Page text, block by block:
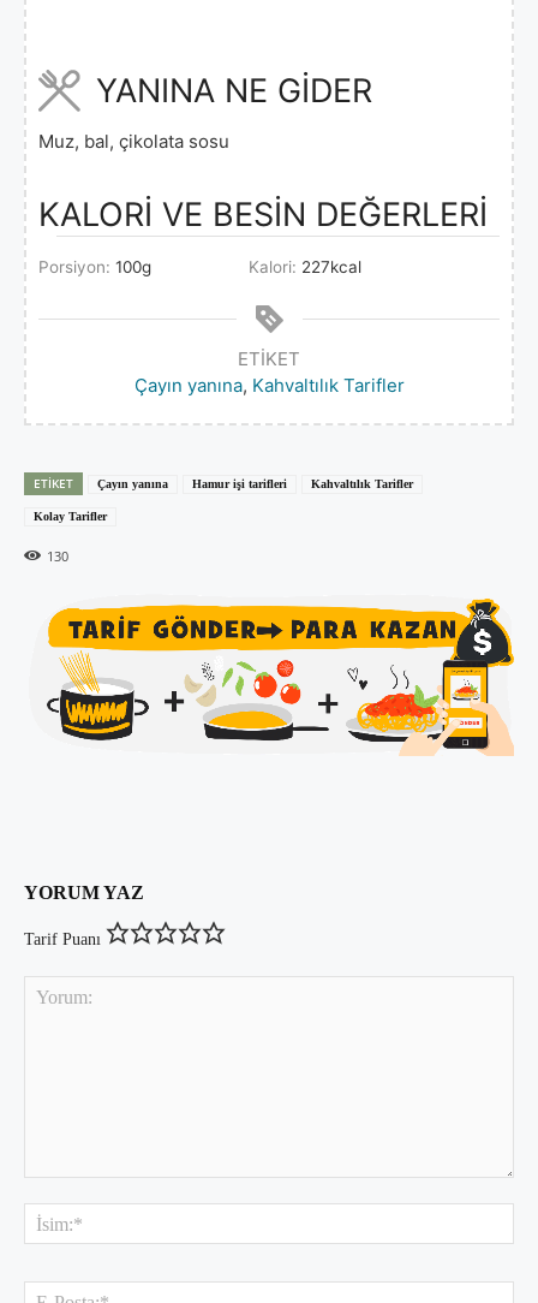
YANINA NE GİDER
Muz, bal, çikolata sosu
KALORİ VE BESİN DEĞERLERİ
Porsiyon: 100g Kalori: 227kcal
ETIKET
Çayın yanına, Kahvaltılık Tarifler
ETIKET Çayın yanına Hamur işi tarifleri Kahvaltılık Tarifler
Kolay Tarifler
130
YORUM YAZ
Tarif Puanı